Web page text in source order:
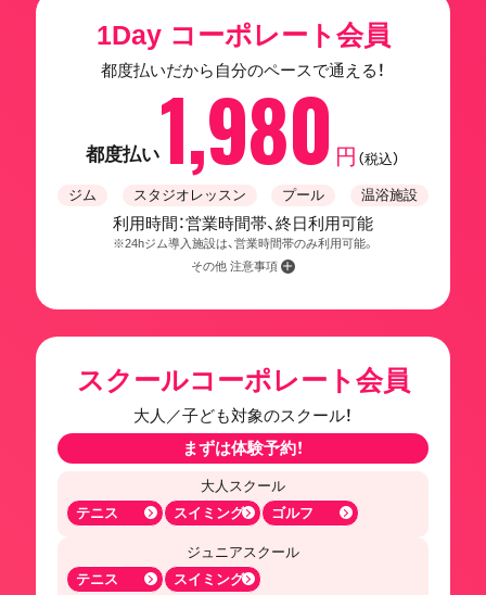
1Day コーポレート会員
都度払いだから自分のペースで通える！
都度払い1,980 円 （税込）
ジム スタジオレッスン プール 温浴施設
利用時間：営業時間帯、終日利用可能
※24hジム導入施設は、営業時間帯のみ利用可能。
その他 注意事項
スクールコーポレート会員
大人／子ども対象のスクール！
まずは体験予約！
大人スクール
テニス
スイミング ゴルフ
ジュニアスクール
テニス
スイミング